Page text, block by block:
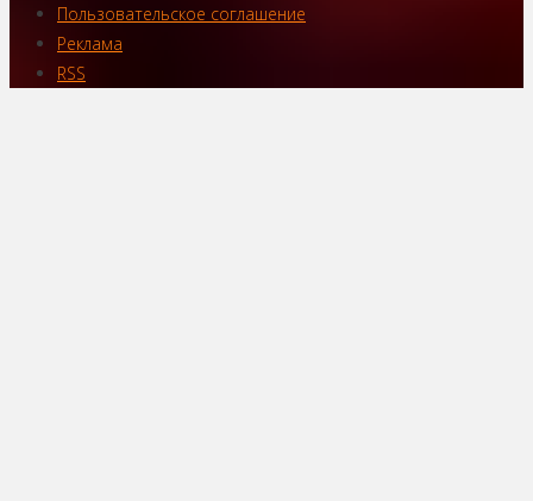
Пользовательское соглашение
Реклама
RSS